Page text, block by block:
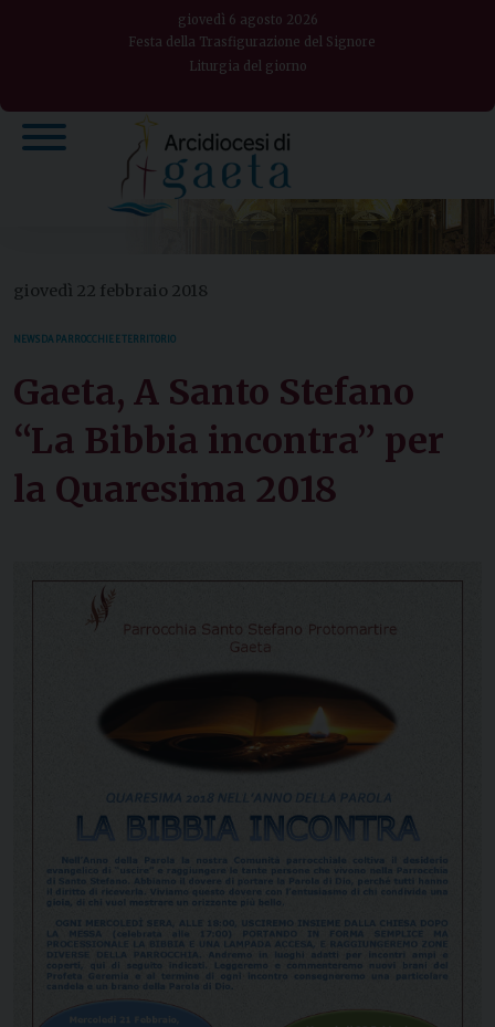
giovedì 6 agosto 2026
Festa della Trasfigurazione del Signore
Liturgia del giorno
giovedì 22 febbraio 2018
NEWS DA PARROCCHIE E TERRITORIO
Gaeta, A Santo Stefano
“La Bibbia incontra” per
la Quaresima 2018